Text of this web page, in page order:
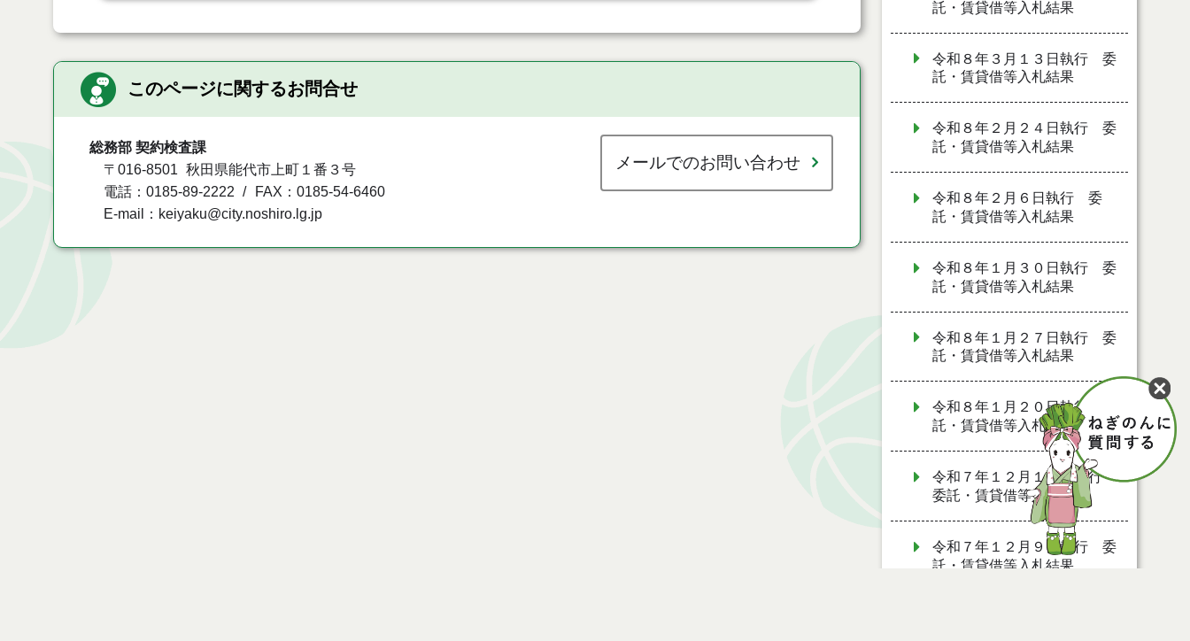
このページに関するお問合せ
総務部 契約検査課
〒016-8501
秋田県能代市上町１番３号
電話：0185-89-2222
FAX：0185-54-6460
E-mail：keiyaku@city.noshiro.lg.jp
メールでのお問い合わせ
託・賃貸借等入札結果
令和８年３月１３日執行 委
託・賃貸借等入札結果
令和８年２月２４日執行 委
託・賃貸借等入札結果
令和８年２月６日執行 委
託・賃貸借等入札結果
令和８年１月３０日執行 委
託・賃貸借等入札結果
令和８年１月２７日執行 委
託・賃貸借等入札結果
令和８年１月２０日執行 委
託・賃貸借等入札結果
令和７年１２月１９日執行
委託・賃貸借等入札結果
令和７年１２月９日執行 委
託・賃貸借等入札結果